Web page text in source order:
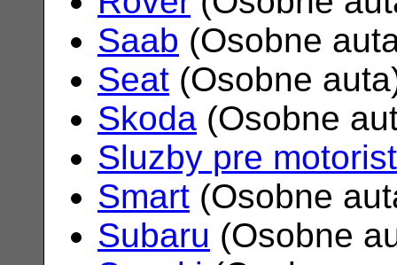
Saab (Osobne
Seat (Osobne
Skoda (Osobne
Sluzby pre
Smart (Osobne
Subaru (Osobne